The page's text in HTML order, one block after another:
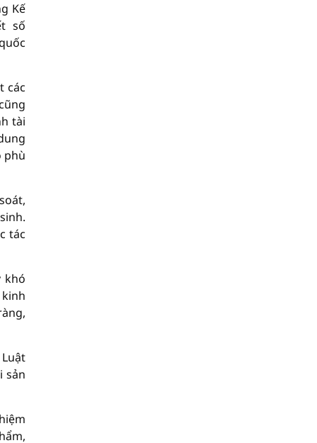
Kế
số
các
tài
phù
tác
khó
sản